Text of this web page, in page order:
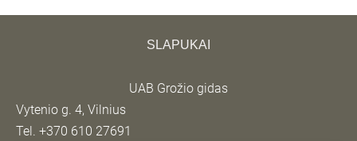
SLAPUKAI
UAB Grožio gidas
Vytenio g. 4, Vilnius
Tel. +370 610 27691